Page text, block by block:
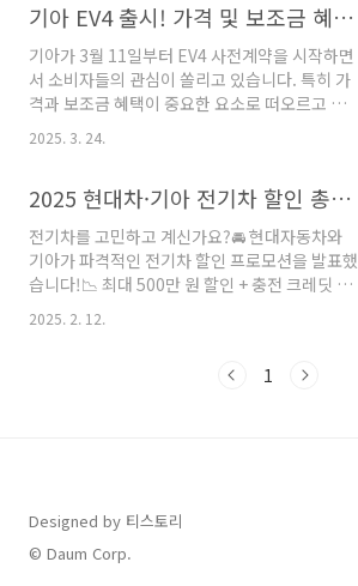
차량 보급을 위해 구매 지원금을 제공하는 제도
예요.구매 시 차량 가격의 일부를 보조금으로 절
감할 수 있어요!2025년 기준국고 보조금 최대
680만 원지자체별 보조금 추가 (최대 500만 원
이상)총 합산 최대 1,200만 원 절약 가능5월이
중요한 이유는?3~4월 공고된 예산이 5월부터 소
델3 등)5월 신청 → 6~7월 출고 타이밍 좋음출고
지연 시 보조금 미지급 사례 다수 발..
기아 EV4 출시! 가격 및 보조금 혜택 분석
기아가 3월 11일부터 EV4 사전계약을 시작하면
서 소비자들의 관심이 쏠리고 있습니다. 특히 가
격과 보조금 혜택이 중요한 요소로 떠오르고 있
는데요. EV3보다 높은 가격이지만, 보조금 적용
시 3000만 원대에 구매가 가능하다고 합니다.🔹
아가 국내에 선보이는 네 번째 전용 전기차로, 기
존 SUV 중심의 EV 라인업(EV3, EV6, EV9)에 세
단 모델을 추가하며 선택지를 넓혔습니다.배터리
용량: 스탠다드 58.3kWh, 롱레인지 81.4kWh최
대 주행거리(산업부 인증 기준):스탠다드:
382km (17인치 휠 기준)롱레인지: 533km (17
지원10% → 80% 충전 시간: 롱레인지 31분, 스
2025. 3. 24.
2025 현대차·기아 전기차 할인 총정리! 실구매가 & 혜택 비교
전기차를 고민하고 계신가요?🚘 현대자동차와
기아가 파격적인 전기차 할인 프로모션을 발표했
습니다!📉 최대 500만 원 할인 + 충전 크레딧 혜
택까지!🔍 어떤 차종이 얼마나 할인되는지?💰 실
구매가는 얼마인지?📢 2025년 전기차 구매 혜택
기차 할인 혜택 총정리!🚘 현대차는 9개 전기차
트릭100만 원GV60 (제네시스)300만 원G80 전
동화 모델차량 가격의 5% 할인 💡 추가 혜택:✔️
2025. 2. 12.
1
Designed by 티스토리
© Daum Corp.